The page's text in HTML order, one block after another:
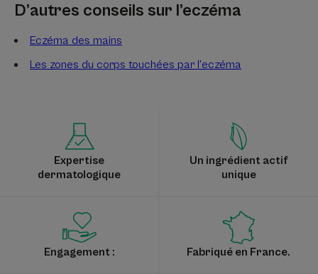
D’autres conseils sur l’eczéma
Eczéma des mains
Les zones du corps touchées par l’eczéma
Expertise
dermatologique
Un ingrédient actif
unique
Engagement : Fabriqué en France.